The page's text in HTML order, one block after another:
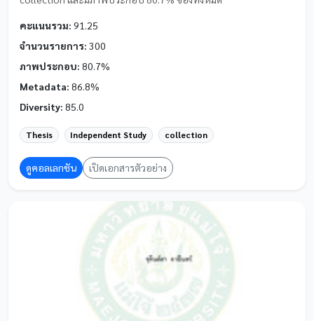
คะแนนรวม: 91.25
จำนวนรายการ: 300
ภาพประกอบ: 80.7%
Metadata: 86.8%
Diversity: 85.0
Thesis Independent Study collection
ดูคอลเลกชัน เปิดเอกสารตัวอย่าง